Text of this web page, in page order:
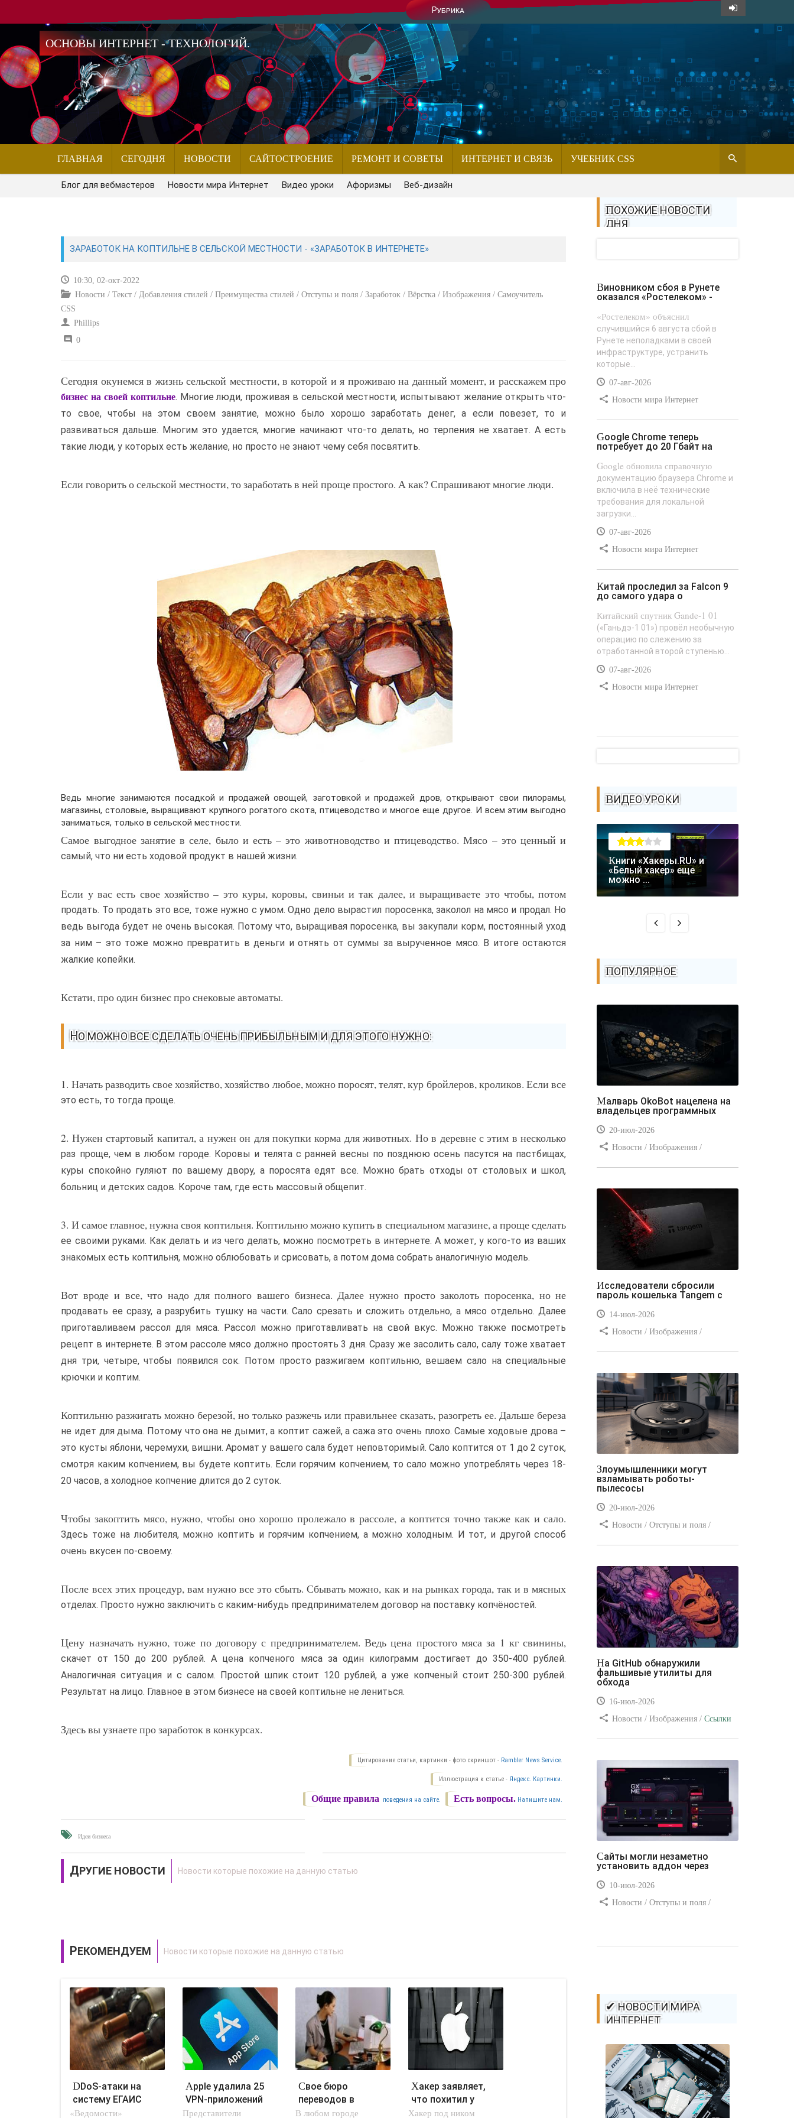
Рубрика
ОСНОВЫ ИНТЕРНЕТ - ТЕХНОЛОГИЙ.
ГЛАВНАЯ СЕГОДНЯ НОВОСТИ САЙТОСТРОЕНИЕ РЕМОНТ И СОВЕТЫ ИНТЕРНЕТ И СВЯЗЬ УЧЕБНИК CSS
Блог для вебмастеров Новости мира Интернет Видео уроки Афоризмы Веб-дизайн
ЗАРАБОТОК НА КОПТИЛЬНЕ В СЕЛЬСКОЙ МЕСТНОСТИ - «ЗАРАБОТОК В ИНТЕРНЕТЕ»
10:30, 02-окт-2022
Новости / Текст / Добавления стилей / Преимущества стилей / Отступы и поля / Заработок / Вёрстка / Изображения / Самоучитель
CSS
Phillips
0
Сегодня окунемся в жизнь сельской местности, в которой и я проживаю на данный момент, и расскажем про
бизнес на своей коптильне. Многие люди, проживая в сельской местности, испытывают желание открыть что-
то свое, чтобы на этом своем занятие, можно было хорошо заработать денег, а если повезет, то и
развиваться дальше. Многим это удается, многие начинают что-то делать, но терпения не хватает. А есть
такие люди, у которых есть желание, но просто не знают чему себя посвятить.
Если говорить о сельской местности, то заработать в ней проще простого. А как? Спрашивают многие люди.
Ведь многие занимаются посадкой и продажей овощей, заготовкой и продажей дров, открывают свои пилорамы,
магазины, столовые, выращивают крупного рогатого скота, птицеводство и многое еще другое. И всем этим выгодно
заниматься, только в сельской местности.
Самое выгодное занятие в селе, было и есть – это животноводство и птицеводство. Мясо – это ценный и
самый, что ни есть ходовой продукт в нашей жизни.
Если у вас есть свое хозяйство – это куры, коровы, свиньи и так далее, и выращиваете это чтобы, потом
продать. То продать это все, тоже нужно с умом. Одно дело вырастил поросенка, заколол на мясо и продал. Но
ведь выгода будет не очень высокая. Потому что, выращивая поросенка, вы закупали корм, постоянный уход
за ним – это тоже можно превратить в деньги и отнять от суммы за вырученное мясо. В итоге остаются
жалкие копейки.
Кстати, про один бизнес про снековые автоматы.
НО МОЖНО ВСЕ СДЕЛАТЬ ОЧЕНЬ ПРИБЫЛЬНЫМ И ДЛЯ ЭТОГО НУЖНО:
1. Начать разводить свое хозяйство, хозяйство любое, можно поросят, телят, кур бройлеров, кроликов. Если все
это есть, то тогда проще.
2. Нужен стартовый капитал, а нужен он для покупки корма для животных. Но в деревне с этим в несколько
раз проще, чем в любом городе. Коровы и телята с ранней весны по позднюю осень пасутся на пастбищах,
куры спокойно гуляют по вашему двору, а поросята едят все. Можно брать отходы от столовых и школ,
больниц и детских садов. Короче там, где есть массовый общепит.
3. И самое главное, нужна своя коптильня. Коптильню можно купить в специальном магазине, а проще сделать
ее своими руками. Как делать и из чего делать, можно посмотреть в интернете. А может, у кого-то из ваших
знакомых есть коптильня, можно облюбовать и срисовать, а потом дома собрать аналогичную модель.
Вот вроде и все, что надо для полного вашего бизнеса. Далее нужно просто заколоть поросенка, но не
продавать ее сразу, а разрубить тушку на части. Сало срезать и сложить отдельно, а мясо отдельно. Далее
приготавливаем рассол для мяса. Рассол можно приготавливать на свой вкус. Можно также посмотреть
рецепт в интернете. В этом рассоле мясо должно простоять 3 дня. Сразу же засолить сало, салу тоже хватает
дня три, четыре, чтобы появился сок. Потом просто разжигаем коптильню, вешаем сало на специальные
крючки и коптим.
Коптильню разжигать можно березой, но только разжечь или правильнее сказать, разогреть ее. Дальше береза
не идет для дыма. Потому что она не дымит, а коптит сажей, а сажа это очень плохо. Самые ходовые дрова –
это кусты яблони, черемухи, вишни. Аромат у вашего сала будет неповторимый. Сало коптится от 1 до 2 суток,
смотря каким копчением, вы будете коптить. Если горячим копчением, то сало можно употреблять через 18-
20 часов, а холодное копчение длится до 2 суток.
Чтобы закоптить мясо, нужно, чтобы оно хорошо пролежало в рассоле, а коптится точно также как и сало.
Здесь тоже на любителя, можно коптить и горячим копчением, а можно холодным. И тот, и другой способ
очень вкусен по-своему.
После всех этих процедур, вам нужно все это сбыть. Сбывать можно, как и на рынках города, так и в мясных
отделах. Просто нужно заключить с каким-нибудь предпринимателем договор на поставку копчёностей.
Цену назначать нужно, тоже по договору с предпринимателем. Ведь цена простого мяса за 1 кг свинины,
скачет от 150 до 200 рублей. А цена копченого мяса за один килограмм достигает до 350-400 рублей.
Аналогичная ситуация и с салом. Простой шпик стоит 120 рублей, а уже копченый стоит 250-300 рублей.
Результат на лицо. Главное в этом бизнесе на своей коптильне не лениться.
Здесь вы узнаете про заработок в конкурсах.
Цитирование статьи, картинки - фото скриншот - Rambler News Service.
Иллюстрация к статье - Яндекс. Картинки.
Есть вопросы. Напишите нам.
Общие правила поведения на сайте.
Идеи бизнеса
ДРУГИЕ НОВОСТИ
РЕКОМЕНДУЕМ
DDoS-атаки на
систему ЕГАИС
усложнили работу
«Ведомости»
Apple удалила 25
VPN-приложений
из российского
Представители
Свое бюро
переводов в
интернете. -
В любом городе
Хакер заявляет,
что похитил у
Apple исходные
Хакер под ником
ПОХОЖИЕ НОВОСТИ
ДНЯ
Виновником сбоя в Рунете
оказался «Ростелеком» -
«Ростелеком» объяснил
случившийся 6 августа сбой в
Рунете неполадками в своей
инфраструктуре, устранить
которые...
07-авг-2026
Новости мира Интернет
Google Chrome теперь
потребует до 20 Гбайт на
Google обновила справочную
документацию браузера Chrome и
включила в неё технические
требования для локальной
загрузки...
07-авг-2026
Новости мира Интернет
Китай проследил за Falcon 9
до самого удара о
Китайский спутник Gande-1 01
(«Ганьдэ-1 01») провёл необычную
операцию по слежению за
отработанной второй ступенью...
07-авг-2026
Новости мира Интернет
ВИДЕО УРОКИ
Книги «Хакеры.RU» и
«Белый хакер» еще
можно ...
ПОПУЛЯРНОЕ
Малварь OkoBot нацелена на
владельцев программных
20-июл-2026
Новости / Изображения /
Самоучитель CSS / Линии и рамки /
Видео уроки / Заработок
Исследователи сбросили
пароль кошелька Tangem с
14-июл-2026
Новости / Изображения /
/ Вёрстка / Видео уроки
Злоумышленники могут
взламывать роботы-
пылесосы
20-июл-2026
Новости / Отступы и поля /
/ Текст / Цвет / Видео уроки
На GitHub обнаружили
фальшивые утилиты для
обхода
16-июл-2026
Новости / Изображения / Ссылки
Сайты могли незаметно
установить аддон через
10-июл-2026
Новости / Отступы и поля /
✔ НОВОСТИ МИРА
ИНТЕРНЕТ